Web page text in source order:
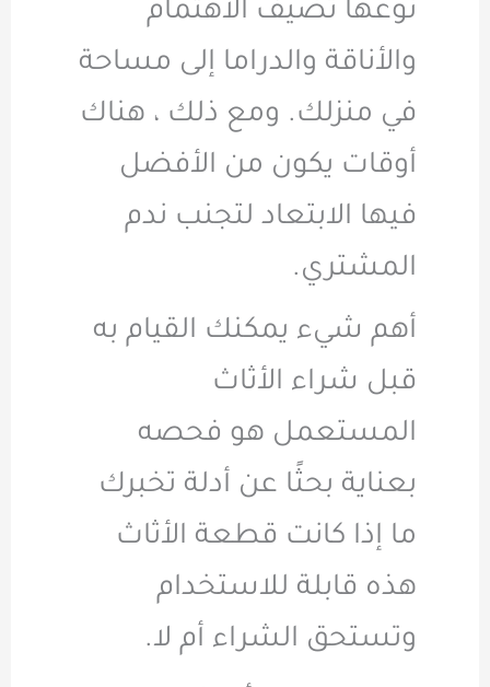
نوعها تضيف الاهتمام
والأناقة والدراما إلى مساحة
في منزلك. ومع ذلك ، هناك
أوقات يكون من الأفضل
فيها الابتعاد لتجنب ندم
المشتري.
أهم شيء يمكنك القيام به
قبل شراء الأثاث
المستعمل هو فحصه
بعناية بحثًا عن أدلة تخبرك
ما إذا كانت قطعة الأثاث
هذه قابلة للاستخدام
وتستحق الشراء أم لا.